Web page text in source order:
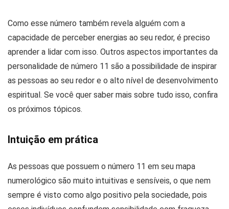
Como esse número também revela alguém com a
capacidade de perceber energias ao seu redor, é preciso
aprender a lidar com isso. Outros aspectos importantes da
personalidade de número 11 são a possibilidade de inspirar
as pessoas ao seu redor e o alto nível de desenvolvimento
espiritual. Se você quer saber mais sobre tudo isso, confira
os próximos tópicos.
Intuição em prática
As pessoas que possuem o número 11 em seu mapa
numerológico são muito intuitivas e sensíveis, o que nem
sempre é visto como algo positivo pela sociedade, pois